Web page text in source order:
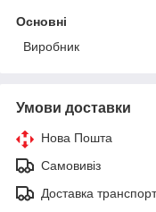
Основні
Виробник
Умови доставки
Нова Пошта
Самовивіз
Доставка